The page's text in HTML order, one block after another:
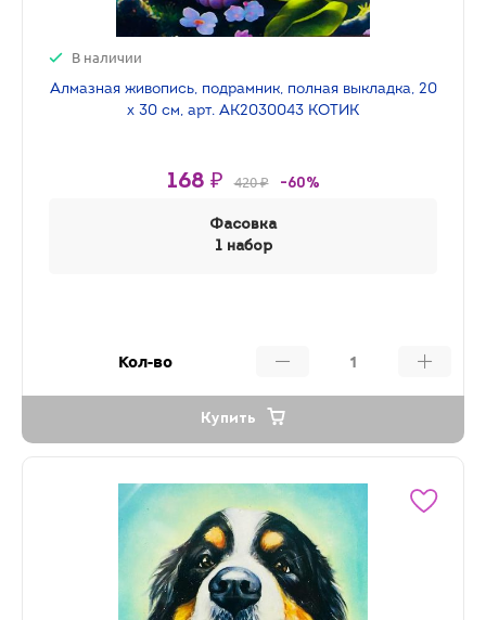
В наличии
Алмазная живопись, подрамник, полная выкладка, 20
х 30 см, арт. AK2030043 КОТИК
168 ₽ 420 ₽ -60%
Фасовка
1 набор
Кол-во
Купить